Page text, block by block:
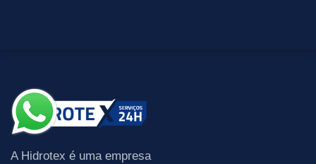
A Hidrotex é uma empresa